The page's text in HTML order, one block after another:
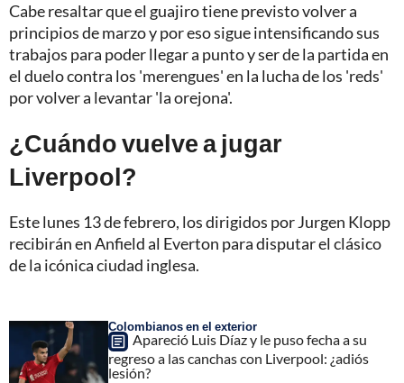
Cabe resaltar que el guajiro tiene previsto volver a
principios de marzo y por eso sigue intensificando sus
trabajos para poder llegar a punto y ser de la partida en
el duelo contra los 'merengues' en la lucha de los 'reds'
por volver a levantar 'la orejona'.
¿Cuándo vuelve a jugar
Liverpool?
Este lunes 13 de febrero, los dirigidos por Jurgen Klopp
recibirán en Anfield al Everton para disputar el clásico
de la icónica ciudad inglesa.
Colombianos en el exterior
Apareció Luis Díaz y le puso fecha a su
regreso a las canchas con Liverpool: ¿adiós
lesión?